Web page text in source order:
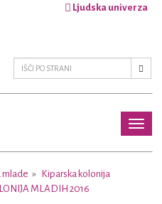
Ljudska univerza
mlade
Kiparska kolonija
MLADIH 2016